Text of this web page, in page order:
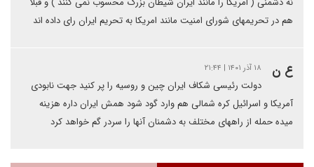
هم در تحریمهای شورای امنیت مانند امریکا به تحریم ایران رای داده اند
ع ن ۱۸ آذر ۱۴۰۱ | ۲۱:۴۴
دولت رئیسی شکاف ایران چین و روسیه را پر کنید جهت نابودی
آمریکا و اسرائیل کره شمالی هم وارد گود شود همش ایران داره هزینه
میده حمله از راههای مختلف به دشمنان آنها را سردر گم خواهد کرد